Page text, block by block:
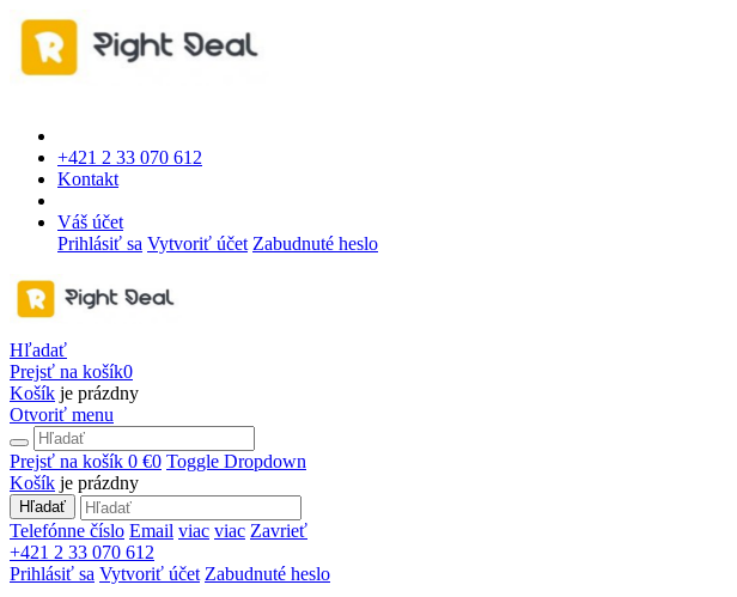
+421 2 33 070 612
Kontakt
Váš účet
Prihlásiť sa Vytvoriť účet Zabudnuté heslo
Hľadať
Prejsť na košík0
Košík je prázdny
Otvoriť menu
Prejsť na košík 0 €0 Toggle Dropdown
Košík je prázdny
Hľadať
Telefónne číslo Email viac viac Zavrieť
+421 2 33 070 612
Prihlásiť sa Vytvoriť účet Zabudnuté heslo